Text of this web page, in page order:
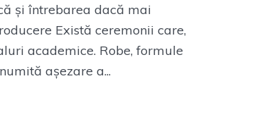
și întrebarea dacă mai
Există ceremonii care,
academice. Robe, formule
așezare a...